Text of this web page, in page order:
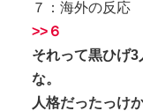
７：海外の反応
>>６
それって黒ひげ
な。
人格だったっけか